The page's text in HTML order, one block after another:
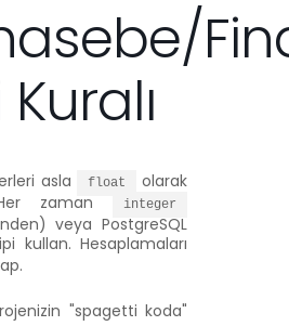
asla float
olarak
zaman
integer
veya PostgreSQL
kullan. Hesaplamaları
"spagetti koda"